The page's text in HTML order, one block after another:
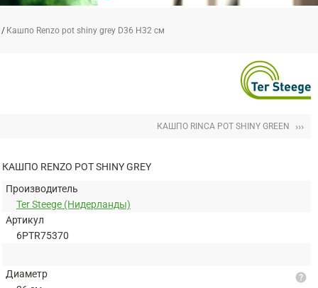
Кашпо Renzo pot shiny grey D36 H32 см
КАШПО RINCA POT SHINY GREEN ›››
КАШПО RENZO POT SHINY GREY
Производитель
Ter Steege (Нидерланды)
Артикул
6PTR75370
Диаметр
help